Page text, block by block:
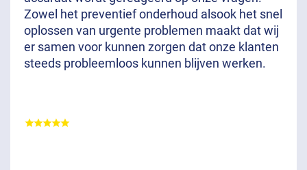
Zowel het preventief onderhoud alsook het snel
oplossen van urgente problemen maakt dat wij
er samen voor kunnen zorgen dat onze klanten
steeds probleemloos kunnen blijven werken.